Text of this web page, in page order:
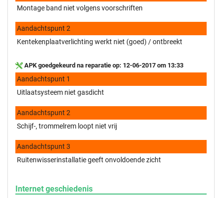
Montage band niet volgens voorschriften
Aandachtspunt 2
Kentekenplaatverlichting werkt niet (goed) / ontbreekt
APK goedgekeurd na reparatie op: 12-06-2017 om 13:33
Aandachtspunt 1
Uitlaatsysteem niet gasdicht
Aandachtspunt 2
Schijf-, trommelrem loopt niet vrij
Aandachtspunt 3
Ruitenwisserinstallatie geeft onvoldoende zicht
Internet geschiedenis